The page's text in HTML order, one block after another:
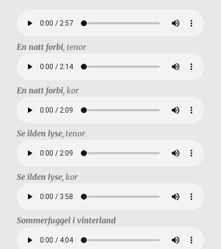
En natt forbi, tenor
En natt forbi, kor
Se ilden lyse, tenor
Se ilden lyse, kor
Sommerfuggel i vinterland